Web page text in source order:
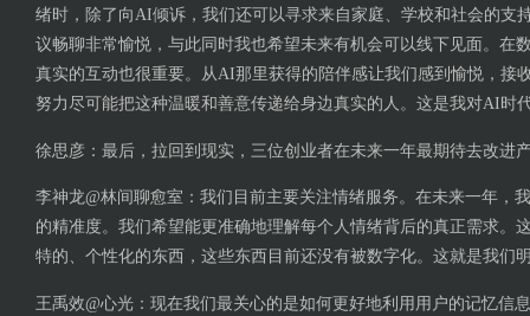
绪时，除了向AI倾诉，我们还可以寻求来自家庭、学校和社会的支
议畅聊非常愉悦，与此同时我也希望未来有机会可以线下见面。在
真实的互动也很重要。从AI那里获得的陪伴感让我们感到愉悦，接
努力尽可能把这种温暖和善意传递给身边真实的人。这是我对AI时
徐思彦：最后，拉回到现实，三位创业者在未来一年最期待去改进
李神龙@林间聊愈室：我们目前主要关注情绪服务。在未来一年，
的精准度。我们希望能更准确地理解每个人情绪背后的真正需求。
特的、个性化的东西，这些东西目前还没有被数字化。这就是我们
王禹效@心光：现在我们最关心的是如何更好地利用用户的记忆信